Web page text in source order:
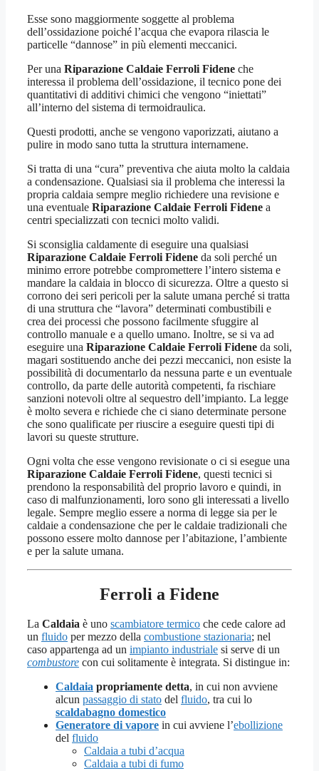
Esse sono maggiormente soggette al problema
dell’ossidazione poiché l’acqua che evapora rilascia le
particelle “dannose” in più elementi meccanici.
Per una Riparazione Caldaie Ferroli Fidene che
interessa il problema dell’ossidazione, il tecnico pone dei
quantitativi di additivi chimici che vengono “iniettati”
all’interno del sistema di termoidraulica.
Questi prodotti, anche se vengono vaporizzati, aiutano a
pulire in modo sano tutta la struttura internamene.
Si tratta di una “cura” preventiva che aiuta molto la caldaia
a condensazione. Qualsiasi sia il problema che interessi la
propria caldaia sempre meglio richiedere una revisione e
una eventuale Riparazione Caldaie Ferroli Fidene a
centri specializzati con tecnici molto validi.
Si sconsiglia caldamente di eseguire una qualsiasi
Riparazione Caldaie Ferroli Fidene da soli perché un
minimo errore potrebbe compromettere l’intero sistema e
mandare la caldaia in blocco di sicurezza. Oltre a questo si
corrono dei seri pericoli per la salute umana perché si tratta
di una struttura che “lavora” determinati combustibili e
crea dei processi che possono facilmente sfuggire al
controllo manuale e a quello umano. Inoltre, se si va ad
eseguire una Riparazione Caldaie Ferroli Fidene da soli,
magari sostituendo anche dei pezzi meccanici, non esiste la
possibilità di documentarlo da nessuna parte e un eventuale
controllo, da parte delle autorità competenti, fa rischiare
sanzioni notevoli oltre al sequestro dell’impianto. La legge
è molto severa e richiede che ci siano determinate persone
che sono qualificate per riuscire a eseguire questi tipi di
lavori su queste strutture.
Ogni volta che esse vengono revisionate o ci si esegue una
Riparazione Caldaie Ferroli Fidene, questi tecnici si
prendono la responsabilità del proprio lavoro e quindi, in
caso di malfunzionamenti, loro sono gli interessati a livello
legale. Sempre meglio essere a norma di legge sia per le
caldaie a condensazione che per le caldaie tradizionali che
possono essere molto dannose per l’abitazione, l’ambiente
e per la salute umana.
Ferroli a Fidene
La Caldaia è uno scambiatore termico che cede calore ad
un fluido per mezzo della combustione stazionaria; nel
caso appartenga ad un impianto industriale si serve di un
combustore con cui solitamente è integrata. Si distingue in:
Caldaia propriamente detta, in cui non avviene
alcun passaggio di stato del fluido, tra cui lo
scaldabagno domestico
Generatore di vapore in cui avviene l’ebollizione
del fluido
Caldaia a tubi d’acqua
Caldaia a tubi di fumo